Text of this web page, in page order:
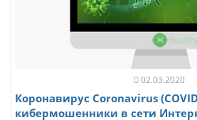
02.03.2020
Коронавирус Coronavirus
кибермошенники в сети